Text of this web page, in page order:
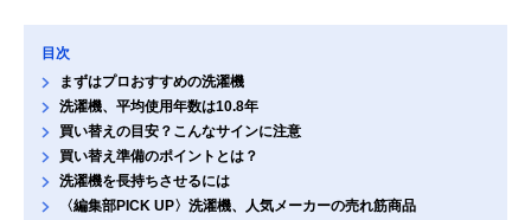
目次
まずはプロおすすめの洗濯機
洗濯機、平均使用年数は10.8年
買い替えの目安？こんなサインに注意
買い替え準備のポイントとは？
洗濯機を長持ちさせるには
〈編集部PICK UP〉洗濯機、人気メーカーの売れ筋商品